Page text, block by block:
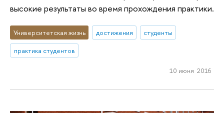
высокие результаты во время прохождения практики.
Университетская жизнь достижения
студенты
практика студентов
10 июня 2016